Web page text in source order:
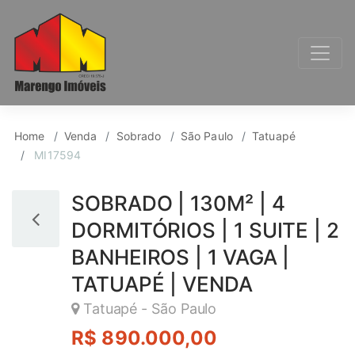
Sobrado para
Home Venda Sobrado São Paulo
Tatuapé
MI17594
SOBRADO | 130M² | 4
DORMITÓRIOS | 1 SUITE | 2
BANHEIROS | 1 VAGA |
TATUAPÉ | VENDA
Tatuapé - São Paulo
R$ 890.000,00